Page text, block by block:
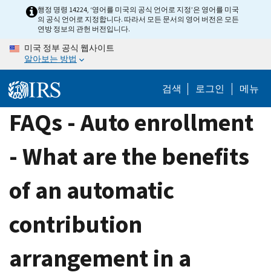
content
행정 명령 14224, ‘영어를 미국의 공식 언어로 지정’은 영어를 미국
의 공식 언어로 지정합니다. 따라서 모든 문서의 영어 버전은 모든
연방 정보의 관헌 버전입니다.
미국 정부 공식 웹사이트
알아보는 방법
검색 로그인 메뉴
FAQs - Auto enrollment
- What are the benefits
of an automatic
contribution
arrangement in a